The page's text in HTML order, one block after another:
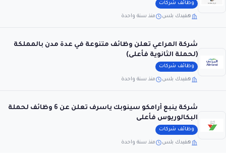
وظائف شركات
هفيدك بلس منذ سنة واحدة
شركة المراعي تعلن وظائف متنوعة في عدة مدن بالمملكة
(لحملة الثانوية فأعلى)
وظائف شركات
هفيدك بلس منذ سنة واحدة
شركة ينبع أرامكو سينوبك ياسرف تعلن عن 6 وظائف لحملة
البكالوريوس فأعلى
وظائف شركات
هفيدك بلس منذ سنة واحدة